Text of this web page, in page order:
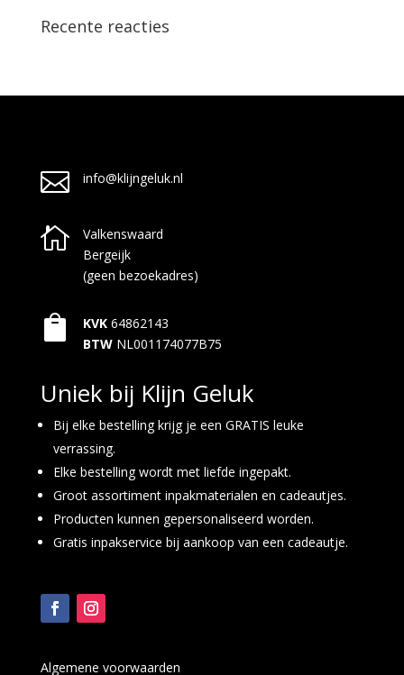
Recente reacties
 info@klijngeluk.nl

Valkenswaard
Bergeijk
(geen bezoekadres)
 KVK 64862143
BTW NL001174077B75
Uniek bij Klijn Geluk
Bij elke bestelling krijg je een GRATIS leuke
verrassing.
Elke bestelling wordt met liefde ingepakt.
Groot assortiment inpakmaterialen en cadeautjes.
Producten kunnen gepersonaliseerd worden.
Gratis inpakservice bij aankoop van een cadeautje.
Algemene voorwaarden